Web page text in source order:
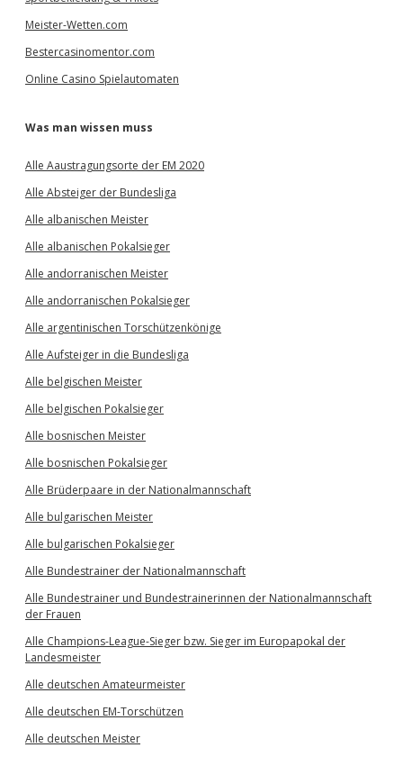
Meister-Wetten.com
Bestercasinomentor.com
Online Casino Spielautomaten
Was man wissen muss
Alle Aaustragungsorte der EM 2020
Alle Absteiger der Bundesliga
Alle albanischen Meister
Alle albanischen Pokalsieger
Alle andorranischen Meister
Alle andorranischen Pokalsieger
Alle argentinischen Torschützenkönige
Alle Aufsteiger in die Bundesliga
Alle belgischen Meister
Alle belgischen Pokalsieger
Alle bosnischen Meister
Alle bosnischen Pokalsieger
Alle Brüderpaare in der Nationalmannschaft
Alle bulgarischen Meister
Alle bulgarischen Pokalsieger
Alle Bundestrainer der Nationalmannschaft
Alle Bundestrainer und Bundestrainerinnen der Nationalmannschaft
der Frauen
Alle Champions-League-Sieger bzw. Sieger im Europapokal der
Landesmeister
Alle deutschen Amateurmeister
Alle deutschen EM-Torschützen
Alle deutschen Meister